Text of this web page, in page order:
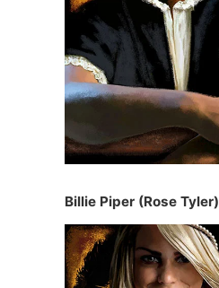
Billie Piper (Rose